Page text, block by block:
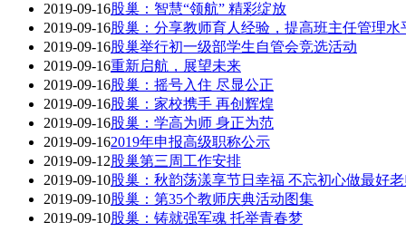
2019-09-16股巢：智慧“领航” 精彩绽放
2019-09-16股巢：分享教师育人经验，提高班主任管理水
2019-09-16股巢举行初一级部学生自管会竞选活动
2019-09-16重新启航，展望未来
2019-09-16股巢：摇号入住 尽显公正
2019-09-16股巢：家校携手 再创辉煌
2019-09-16股巢：学高为师 身正为范
2019-09-162019年申报高级职称公示
2019-09-12股巢第三周工作安排
2019-09-10股巢：秋韵荡漾享节日幸福 不忘初心做最好
2019-09-10股巢：第35个教师庆典活动图集
2019-09-10股巢：铸就强军魂 托举青春梦